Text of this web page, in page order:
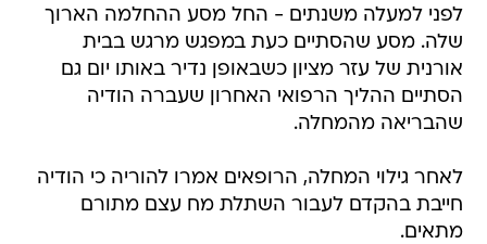
לפני למעלה משנתים - החל מסע ההחלמה הארוך
שלה. מסע שהסתיים כעת במפגש מרגש בבית
אורנית של עזר מציון כשבאופן נדיר באותו יום גם
הסתיים ההליך הרפואי האחרון שעברה הודיה
שהבריאה מהמחלה.
לאחר גילוי המחלה, הרופאים אמרו להוריה כי הודיה
חייבת בהקדם לעבור השתלת מח עצם מתורם
מתאים.